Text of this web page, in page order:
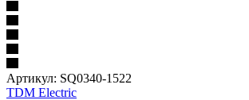
Артикул: SQ0340-1522
TDM Electric